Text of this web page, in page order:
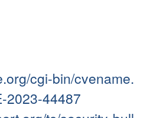
cgi-bin/cvename.
2023-44487